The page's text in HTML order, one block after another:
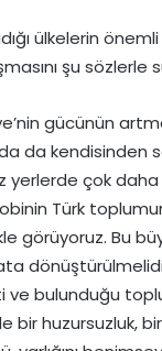
ülkelerin
şu sözlerle
gücünün
da kendisinden
yerlerde çok daha
Türk
görüyoruz. Bu
bulunduğu
bir huzursuzluk,